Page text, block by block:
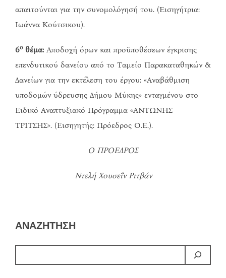
απαιτούνται για την συνομολόγησή του. (Εισηγήτρια:
Ιωάννα Κούτσικου).
6οθέμα: Αποδοχή όρων και προϋποθέσεων έγκρισης
επενδυτικού δανείου από το Ταμείο Παρακαταθηκών &
Δανείων για την εκτέλεση του έργου: «Αναβάθμιση
υποδομών ύδρευσης Δήμου Μύκης» ενταγμένου στο
Ειδικό Αναπτυξιακό Πρόγραμμα «ΑΝΤΩΝΗΣ
ΤΡΙΤΣΗΣ». (Εισηγητής: Πρόεδρος Ο.Ε.).
Ο ΠΡΟΕΔΡΟΣ
Ντελή Χουσεΐν Ριτβάν
ΑΝΑΖΗΤΗΣΗ